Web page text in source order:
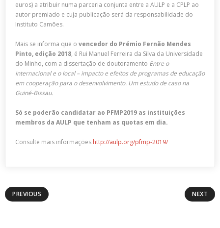
euros) a atribuir numa parceria conjunta entre a AULP e a CPLP ao
autor premiado e cuja publicação será da responsabilidade do
Instituto Camões.
Mais se informa que o vencedor do Prémio Fernão Mendes
Pinto, edição 2018, é Rui Manuel Ferreira da Silva da Universidade
do Minho, com a dissertação de doutoramento Entre o
internacional e o local – impacto e efeitos de programas de educação
em cooperação para o desenvolvimento. Um estudo de caso na
Guiné-Bissau.
Só se poderão candidatar ao PFMP2019 as instituições
membros da AULP que tenham as quotas em dia.
Consulte mais informações http://aulp.org/pfmp-2019/
PREVIOUS NEXT